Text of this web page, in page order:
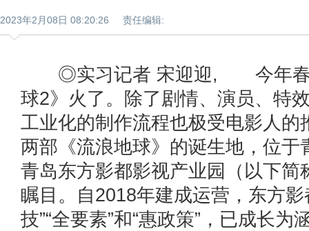
2023年2月08日 08:20:26 责任编辑:
◎实习记者 宋迎迎, 今年春
球2》火了。除了剧情、演员、特
工业化的制作流程也极受电影
两部《流浪地球》的诞生地，位于
青岛东方影都影视产业园（以下简
瞩目。自2018年建成运营，东方影
技”“全要素”和“惠政策”，已成长为